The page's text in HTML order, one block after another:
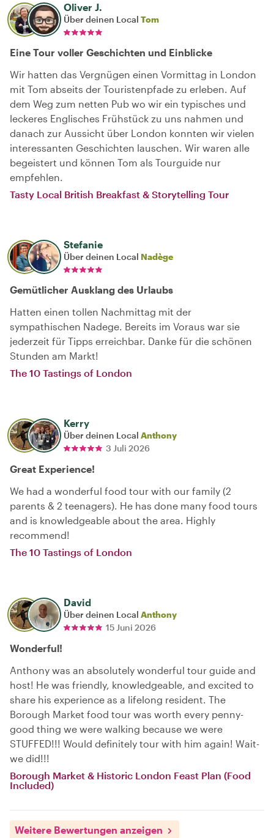
Oliver J.
Über deinen Local Tom
Eine Tour voller Geschichten und Einblicke
Wir hatten das Vergnügen einen Vormittag in London
mit Tom abseits der Touristenpfade zu erleben. Auf
dem Weg zum netten Pub wo wir ein typisches und
leckeres Englisches Frühstück zu uns nahmen und
danach zur Aussicht über London konnten wir vielen
interessanten Geschichten lauschen. Wir waren alle
begeistert und können Tom als Tourguide nur
empfehlen.
Tasty Local British Breakfast & Storytelling Tour
Stefanie
Über deinen Local Nadège
Gemütlicher Ausklang des Urlaubs
Hatten einen tollen Nachmittag mit der
sympathischen Nadege. Bereits im Voraus war sie
jederzeit für Tipps erreichbar. Danke für die schönen
Stunden am Markt!
The 10 Tastings of London
Kerry
Über deinen Local Anthony
3 Juli 2026
Great Experience!
We had a wonderful food tour with our family (2
parents & 2 teenagers). He has done many food tours
and is knowledgeable about the area. Highly
recommend!
The 10 Tastings of London
David
Über deinen Local Anthony
15 Juni 2026
Wonderful!
Anthony was an absolutely wonderful tour guide and
host! He was friendly, knowledgeable, and excited to
share his experience as a lifelong resident. The
Borough Market food tour was worth every penny-
good thing we were walking because we were
STUFFED!!! Would definitely tour with him again! Wait-
we did!!!
Borough Market & Historic London Feast Plan (Food
Included)
Weitere Bewertungen anzeigen